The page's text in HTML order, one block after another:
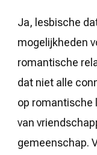
Ja, lesbische
mogelijkheden
romantische
dat niet alle
op romantische
van
gemeenschap.